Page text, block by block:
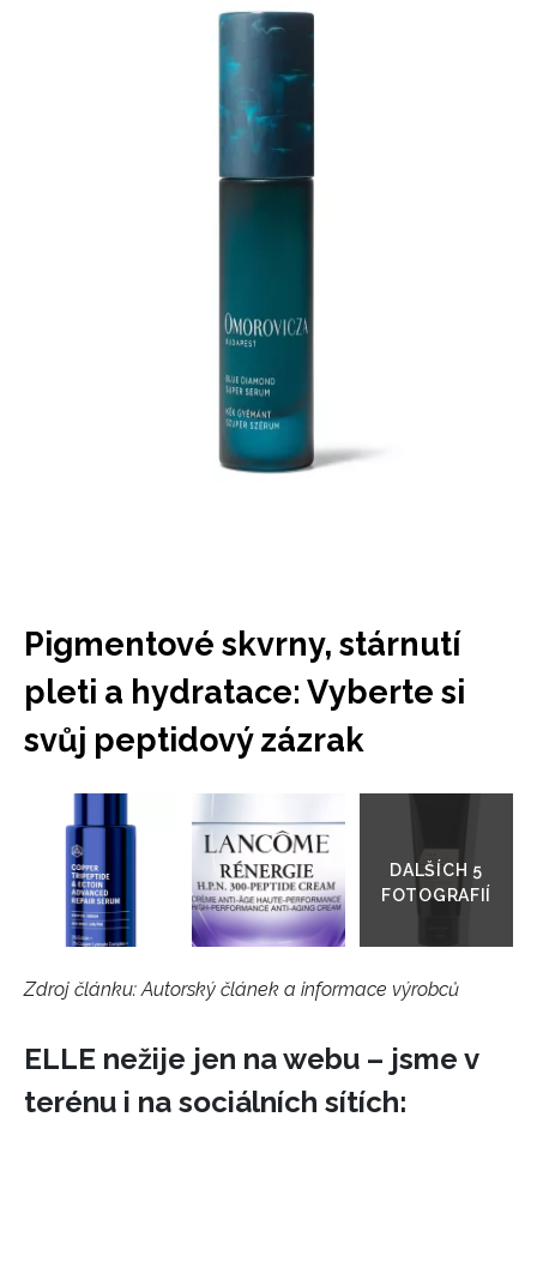
podmínkami společnosti BurdaMedia Extra s.r.o.
potvrzujete, že jste se seznámili se
- BurdaMedia Extra s.r.o. bude s
Vašimi údaji pracovat zejména k organizaci a
vyhodnocení akce a zasílání novinek.
Chcete navíc dostávat i další zajímavé a exkluzivní
Pigmentové skvrny, stárnutí
pleti a hydratace: Vyberte si
svůj peptidový zázrak
galerie
Zdroj článku: Autorský článek a informace výrobců
ELLE nežije jen na webu – jsme v
terénu i na sociálních sítích: